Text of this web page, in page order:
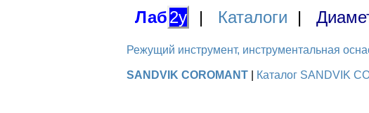
Лаб2у | Каталоги |
Режущий инструмент, инструментальная
SANDVIK COROMANT Каталог SANDVIK